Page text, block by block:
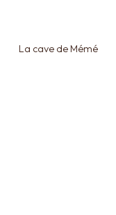
La cave de Mémé